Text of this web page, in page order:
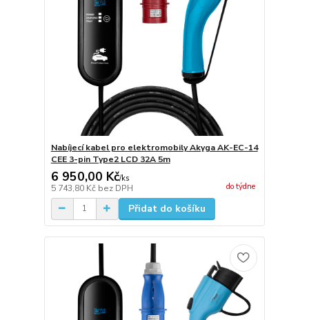
Nabíjecí kabel pro elektromobily Akyga AK-EC-14
CEE 3-pin Type2 LCD 32A 5m
6 950,00 Kč/ks
5 743,80 Kč bez DPH do týdne
Přidat do košíku